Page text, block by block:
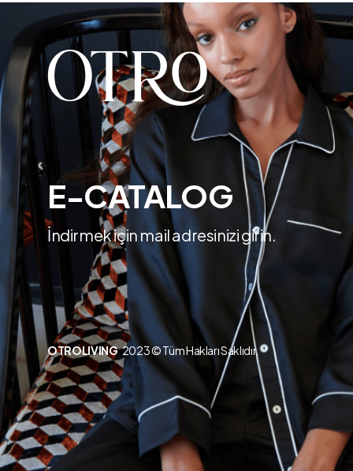
E-CATALOG
İndirmek için mail adresinizi girin.
OTROLIVING2023 © Tüm Hakları Saklıdır.